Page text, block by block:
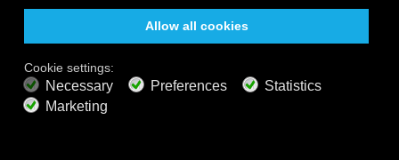
Roku